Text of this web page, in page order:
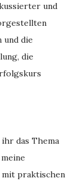
und
und die
die
das Thema
praktischen